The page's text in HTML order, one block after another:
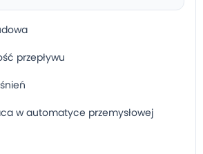
przepływu
w automatyce przemysłowej